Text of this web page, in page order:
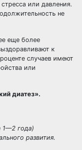
или давления.
не
еще более
к
случаев имеют
или
диатез».
1—2 года)
развития.